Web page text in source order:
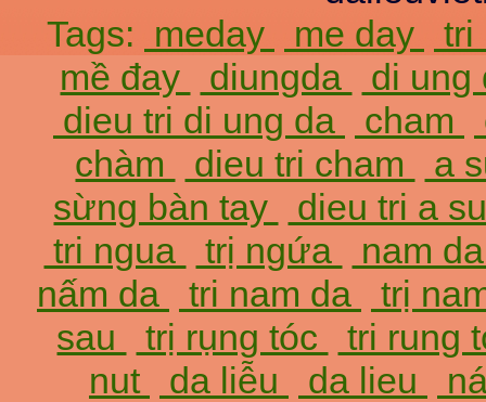
Tags: meday me day
tri
mề đay
diungda
di
dieu tri di ung da
cham
chàm
dieu tri cham
a
sừng bàn tay
dieu tri a
tri ngua
trị ngứa
nam
nấm da
tri nam da
trị
sau
trị rụng tóc
tri rung
nut
da liễu da lieu